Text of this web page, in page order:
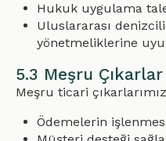
Hukuk uygulama
Uluslararası
yönetmeliklerine
5.3 Meşru Çıkarlar
Meşru ticari
Ödemelerin